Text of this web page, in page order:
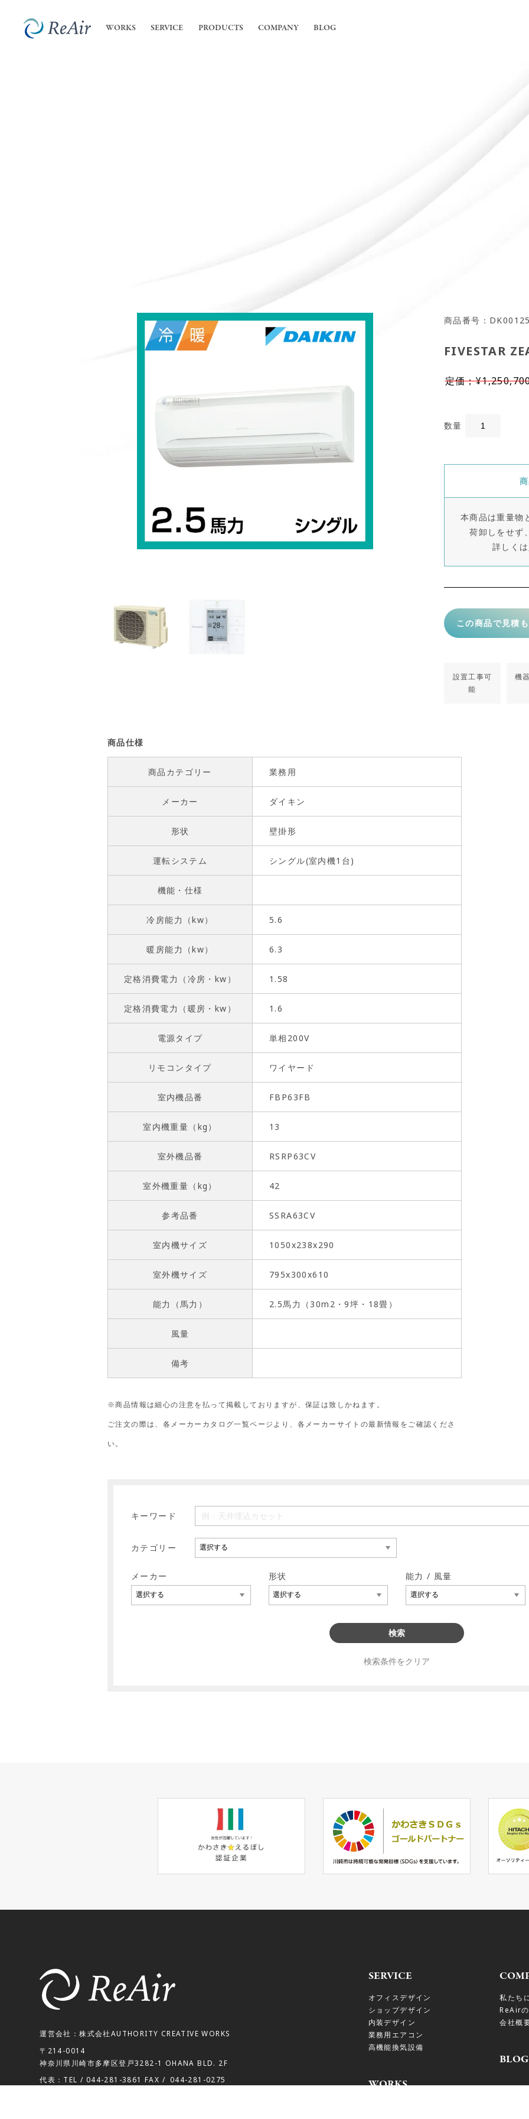
WORKS SERVICE PRODUCTS COMPANY BLOG
商品番号：
FIVESTAR
定価；
数量
本商品は重量物
荷卸しをせず
詳しくは
この商品で見積
設置工事可
能
機
商品仕様
商品カテゴリー 業務用
メーカー ダイキン
形状 壁掛形
運転システム シングル(室内機1台)
機能・仕様
冷房能力（kw） 5.6
暖房能力（kw） 6.3
定格消費電力（冷房・kw） 1.58
定格消費電力（暖房・kw） 1.6
電源タイプ 単相200V
リモコンタイプ ワイヤード
室内機品番 FBP63FB
室内機重量（kg） 13
室外機品番 RSRP63CV
室外機重量（kg） 42
参考品番 SSRA63CV
室内機サイズ 1050x238x290
室外機サイズ 795x300x610
能力（馬力） 2.5馬力（30m2・9坪・18畳）
風量
備考
※商品情報は細心の注意を払って掲載しておりますが、保証は致しかねます。
ご注文の際は、各メーカーカタログ一覧ページより、各メーカーサイトの最新情報をご確認くださ
い。
キーワード
カテゴリー
メーカー 形状 能力 / 風量
運営会社：株式会社AUTHORITY CREATIVE WORKS
〒214-0014
神奈川県川崎市多摩区登戸3282-1 OHANA BLD. 2F
代表：TEL / 044-281-3861 FAX / 044-281-0275
SERVICE
オフィスデザイン
ショップデザイン
内装デザイン
業務用エアコン
高機能換気設備
WORKS
私たち
ReAir
会社概
BLOG